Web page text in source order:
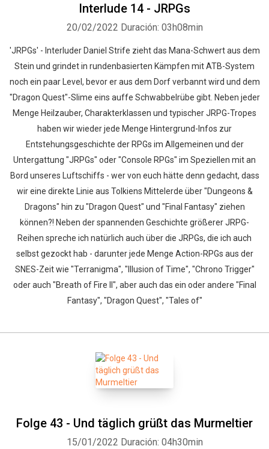
Interlude 14 - JRPGs
20/02/2022 Duración: 03h08min
'JRPGs' - Interluder Daniel Strife zieht das Mana-Schwert aus dem
Stein und grindet in rundenbasierten Kämpfen mit ATB-System
noch ein paar Level, bevor er aus dem Dorf verbannt wird und dem
"Dragon Quest"-Slime eins auffe Schwabbelrübe gibt. Neben jeder
Menge Heilzauber, Charakterklassen und typischer JRPG-Tropes
haben wir wieder jede Menge Hintergrund-Infos zur
Entstehungsgeschichte der RPGs im Allgemeinen und der
Untergattung "JRPGs" oder "Console RPGs" im Speziellen mit an
Bord unseres Luftschiffs - wer von euch hätte denn gedacht, dass
wir eine direkte Linie aus Tolkiens Mittelerde über "Dungeons &
Dragons" hin zu "Dragon Quest" und "Final Fantasy" ziehen
können?! Neben der spannenden Geschichte größerer JRPG-
Reihen spreche ich natürlich auch über die JRPGs, die ich auch
selbst gezockt hab - darunter jede Menge Action-RPGs aus der
SNES-Zeit wie "Terranigma", "Illusion of Time", "Chrono Trigger"
oder auch "Breath of Fire II", aber auch das ein oder andere "Final
Fantasy", "Dragon Quest", "Tales of"
Folge 43 - Und täglich grüßt das Murmeltier
15/01/2022 Duración: 04h30min